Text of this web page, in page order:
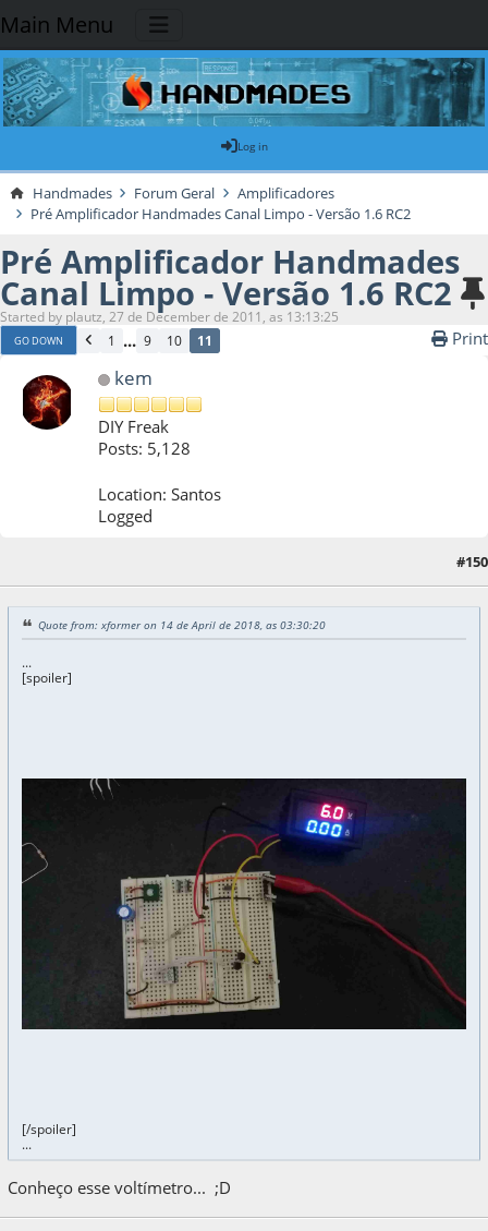
Main Menu
Log in
Handmades Forum Geral
Amplificadores
Pré Amplificador Handmades Canal Limpo - Versão 1.6 RC2
Pré Amplificador Handmades
Canal Limpo - Versão 1.6 RC2
Started by plautz, 27 de December de 2011, as 13:13:25
GO DOWN 1 ... 9 10 11 Print
kem
DIY Freak
Posts: 5,128
Location: Santos
Logged
#150
Quote from: xformer on 14 de April de 2018, as 03:30:20
...
[spoiler]
[/spoiler]
...
Conheço esse voltímetro... ;D